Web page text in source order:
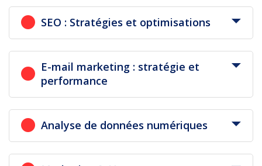
SEO : Stratégies et optimisations
E-mail marketing : stratégie et
performance
Analyse de données numériques